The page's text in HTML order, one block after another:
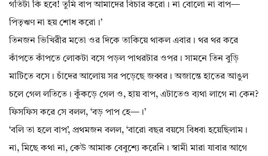
গতিটা কি হবে! তুমি বাপ আমাদের বিচার করো। না বোলো না বাপ—
পিতৃঋণ না হয় শোধ করো।’
তিনজন ভিখিরীর মতো ওর দিকে তাকিয়ে থাকল এবার। থর থর করে
কাঁপতে কাঁপতে লোকটা বসে পড়ল পাথরটার ওপর। সামনে তিন বুড়ি
মাটিতে বসে। চাঁদের আলোয় সর পড়েছে জব্বর। অজান্তে হাতের আঙুল
চলে গেল লতিতে। কুঁকড়ে গেল ও, হায় বাপ, এটাতেও ব্যথা লাগে না কেন?
ফিসফিস করে সে বলল, ‘বড় পাপ হে—।’
‘বলি তা হলে বাপ’, প্রথমজন বলল, ‘বারো বছর বয়সে বিধবা হয়েছিলাম।
না, মিছে কথা না, কেউ আমাক বেবুশ্যে করেনি। স্বামী মারা যাবার আগে